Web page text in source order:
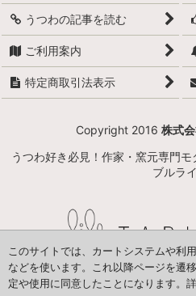
うつわの記事を読む
ご利用案内
特定商取引法表示
Copyright 2016 株式
うつわ好き必見！作家・窯元専門
ブルラ
Powered byおちゃのこネット
このサイトでは、カートシステムや利
などを使います。これ以降ページを遷
定や使用に同意したことになります。